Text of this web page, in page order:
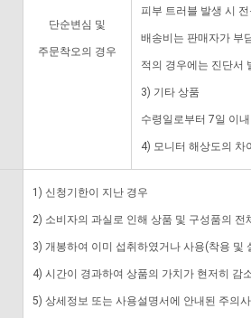
단순변심 및
주문착오의 경우
피부 트러블 발생 시
배송비는 판매자가 부
적의 경우에는 진단서
3) 기타 상품
수령일로부터 7일 이
4) 모니터 해상도의 차
1) 신청기한이 지난 경우
2) 소비자의 과실로 인해 상품 및 구성품의
3) 개봉하여 이미 섭취하였거나 사용(착용 및
4) 시간이 경과하여 상품의 가치가 현저히 감
5) 상세정보 또는 사용설명서에 안내된 주의